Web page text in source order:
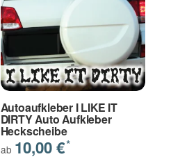
Autoaufkleber I LIKE IT
DIRTY Auto Aufkleber
Heckscheibe
ab 10,00 €*